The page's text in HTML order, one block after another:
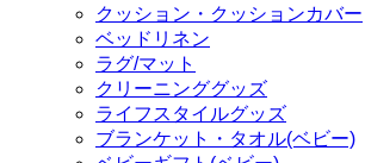
クッション・クッションカバー
ベッドリネン
ラグ/マット
クリーニンググッズ
ライフスタイルグッズ
ブランケット・タオル(ベビー)